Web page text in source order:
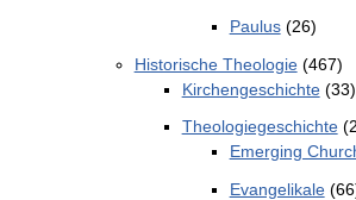
Paulus(26)
Historische Theologie(467)
Kirchengeschichte(33)
Theologiegeschichte
Emerging
Evangelikale